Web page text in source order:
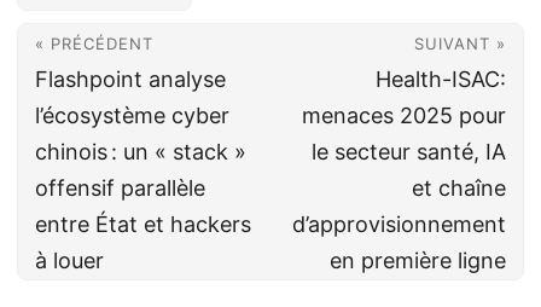
« PRÉCÉDENT
Flashpoint analyse
l’écosystème cyber
chinois : un « stack »
offensif parallèle
entre État et hackers
à louer
SUIVANT »
Health-ISAC:
menaces 2025 pour
le secteur santé, IA
et chaîne
d’approvisionnement
en première ligne